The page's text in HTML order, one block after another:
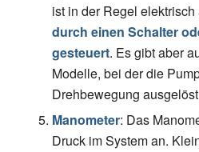
ist in der Regel
durch einen Schalter
gesteuert. Es gibt aber
Modelle, bei der die
Drehbewegung
Manometer: Das
Druck im System an.